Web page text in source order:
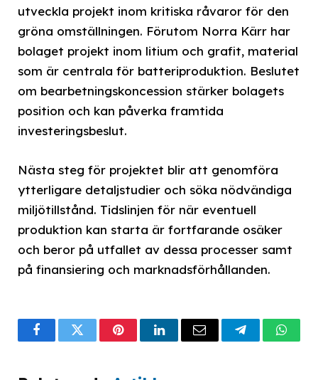
utveckla projekt inom kritiska råvaror för den
gröna omställningen. Förutom Norra Kärr har
bolaget projekt inom litium och grafit, material
som är centrala för batteriproduktion. Beslutet
om bearbetningskoncession stärker bolagets
position och kan påverka framtida
investeringsbeslut.
Nästa steg för projektet blir att genomföra
ytterligare detaljstudier och söka nödvändiga
miljötillstånd. Tidslinjen för när eventuell
produktion kan starta är fortfarande osäker
och beror på utfallet av dessa processer samt
på finansiering och marknadsförhållanden.
FacebookTwitterPinterestLinkedInEmail Telegram